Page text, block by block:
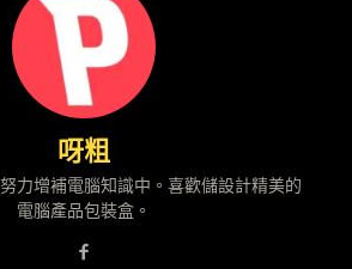
呀粗
力增補電腦知識中。喜歡儲設計精美的
電腦產品包裝盒。